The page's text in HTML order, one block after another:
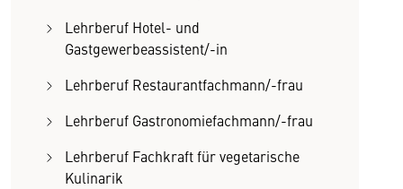
Lehrberuf Hotel- und
Gastgewerbeassistent/-in
Lehrberuf Restaurantfachmann/-frau
Lehrberuf Gastronomiefachmann/-frau
Lehrberuf Fachkraft für vegetarische
Kulinarik